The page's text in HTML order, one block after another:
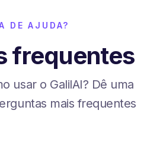
DE AJUDA?
frequentes
usar o GalilAI? Dê uma
mais frequentes